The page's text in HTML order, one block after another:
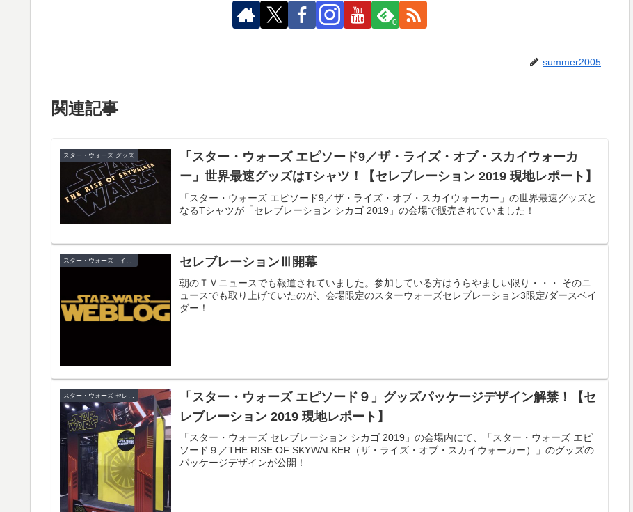
0
summer2005
関連記事
スター・ウォーズ グッズ
「スター・ウォーズ エピソード9／ザ・ライズ・オブ・スカイウォーカ
ー」世界最速グッズはTシャツ！【セレブレーション 2019 現地レポート】
「スター・ウォーズ エピソード9／ザ・ライズ・オブ・スカイウォーカー」の世界最速グッズと
なるTシャツが「セレブレーション シカゴ 2019」の会場で販売されていました！
セレブレーションⅢ開幕
朝のＴＶニュースでも報道されていました。参加している方はうらやましい限り・・・ そのニ
ュースでも取り上げていたのが、会場限定のスターウォーズセレブレーション3限定/ダースベイ
ダー！
スター・ウォーズ セレブレーション
「スター・ウォーズ エピソード９」グッズパッケージデザイン解禁！【セ
レブレーション 2019 現地レポート】
「スター・ウォーズ セレブレーション シカゴ 2019」の会場内にて、「スター・ウォーズ エピ
ソード９／THE RISE OF SKYWALKER（ザ・ライズ・オブ・スカイウォーカー）」のグッズの
パッケージデザインが公開！